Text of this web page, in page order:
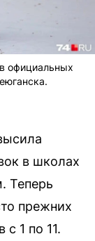
официальных
в школах
Теперь
прежних
с 1 по 11.